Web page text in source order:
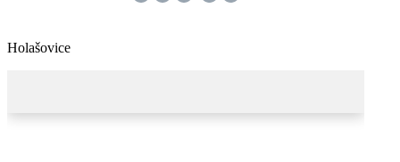
Holašovice